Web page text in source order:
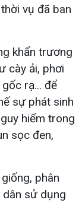
vụ đã ban
khẩn trương
cày ải, phơi
rạ... để
sự phát sinh
hiểm trong
sọc đen,
phân
dân sử dụng